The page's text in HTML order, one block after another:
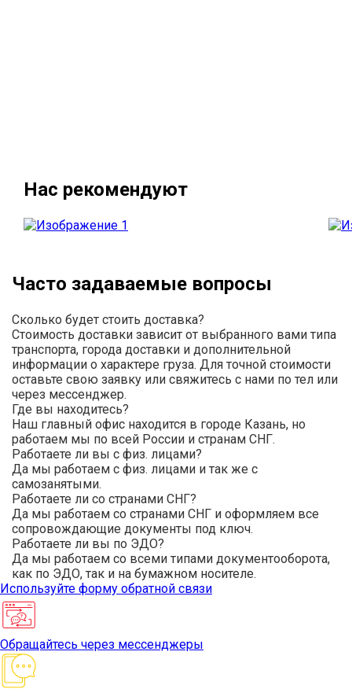
Нас рекомендуют
Часто задаваемые вопросы
Сколько будет стоить доставка?
Стоимость доставки зависит от выбранного вами типа
транспорта, города доставки и дополнительной
информации о характере груза. Для точной стоимости
оставьте свою заявку или свяжитесь с нами по тел или
через мессенджер.
Где вы находитесь?
Наш главный офис находится в городе Казань, но
работаем мы по всей России и странам СНГ.
Работаете ли вы с физ. лицами?
Да мы работаем с физ. лицами и так же с
самозанятыми.
Работаете ли со странами СНГ?
Да мы работаем со странами СНГ и оформляем все
сопровождающие документы под ключ.
Работаете ли вы по ЭДО?
Да мы работаем со всеми типами документооборота,
как по ЭДО, так и на бумажном носителе.
Используйте форму обратной связи
Обращайтесь через мессенджеры